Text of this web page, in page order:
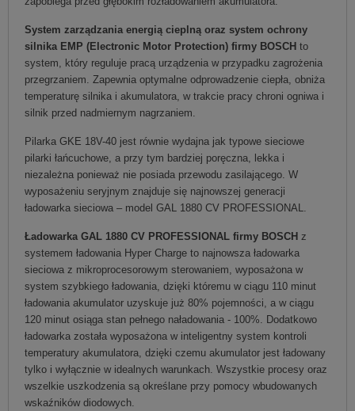
System zarządzania energią cieplną oraz system ochrony
silnika EMP (Electronic Motor Protection) firmy BOSCH to
system, który reguluje pracą urządzenia w przypadku zagrożenia
przegrzaniem. Zapewnia optymalne odprowadzenie ciepła, obniża
temperaturę silnika i akumulatora, w trakcie pracy chroni ogniwa i
silnik przed nadmiernym nagrzaniem.
Pilarka GKE 18V-40 jest równie wydajna jak typowe sieciowe
pilarki łańcuchowe, a przy tym bardziej poręczna, lekka i
niezależna ponieważ nie posiada przewodu zasilającego. W
wyposażeniu seryjnym znajduje się najnowszej generacji
ładowarka sieciowa – model GAL 1880 CV PROFESSIONAL.
Ładowarka GAL 1880 CV PROFESSIONAL firmy BOSCH z
systemem ładowania Hyper Charge to najnowsza ładowarka
sieciowa z mikroprocesorowym sterowaniem, wyposażona w
system szybkiego ładowania, dzięki któremu w ciągu 110 minut
ładowania akumulator uzyskuje już 80% pojemności, a w ciągu
120 minut osiąga stan pełnego naładowania - 100%. Dodatkowo
ładowarka została wyposażona w inteligentny system kontroli
temperatury akumulatora, dzięki czemu akumulator jest ładowany
tylko i wyłącznie w idealnych warunkach. Wszystkie procesy oraz
wszelkie uszkodzenia są określane przy pomocy wbudowanych
wskaźników diodowych.